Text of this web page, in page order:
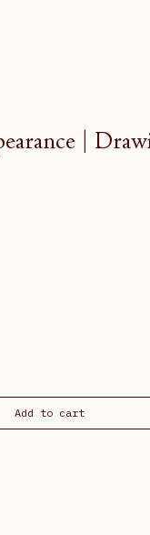
|
Add to cart